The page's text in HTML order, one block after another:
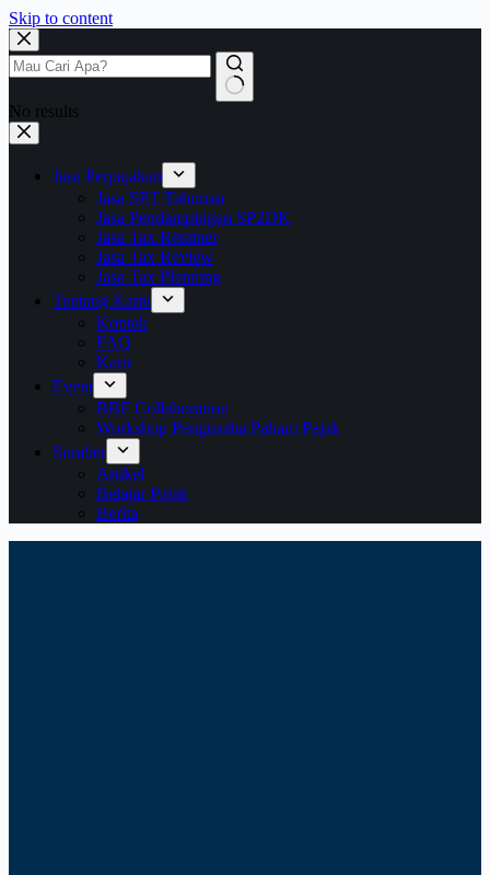
Skip to content
No results
Jasa Perpajakan
Jasa SPT Tahunan
Jasa Pendampingan SP2DK
Jasa Tax Retainer
Jasa Tax Review
Jasa Tax Planning
Tentang Kami
Kontak
FAQ
Karir
Event
BBF Collaboration
Workshop Pengusaha Paham Pajak
Sumber
Artikel
Belajar Pajak
Berita